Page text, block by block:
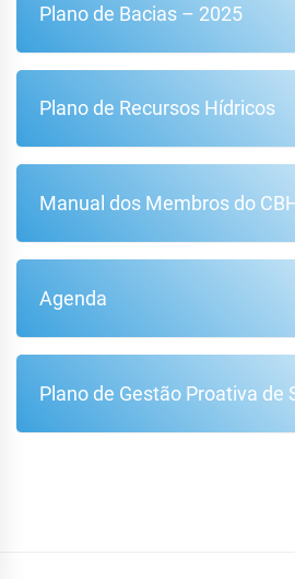
Plano de Bacias – 2025
Plano de Recursos Hídricos
Manual dos Membros do
Agenda
Plano de Gestão Proativa de